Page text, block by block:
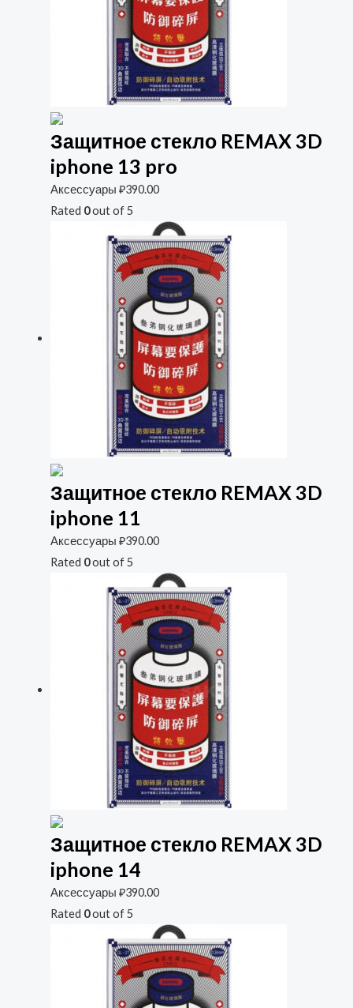
Защитное стекло REMAX 3D
iphone 13 pro
Аксессуары ₽390.00
Rated 0out of 5
Защитное стекло REMAX 3D
iphone 11
Аксессуары ₽390.00
Rated 0out of 5
Защитное стекло REMAX 3D
iphone 14
Аксессуары ₽390.00
Rated 0out of 5